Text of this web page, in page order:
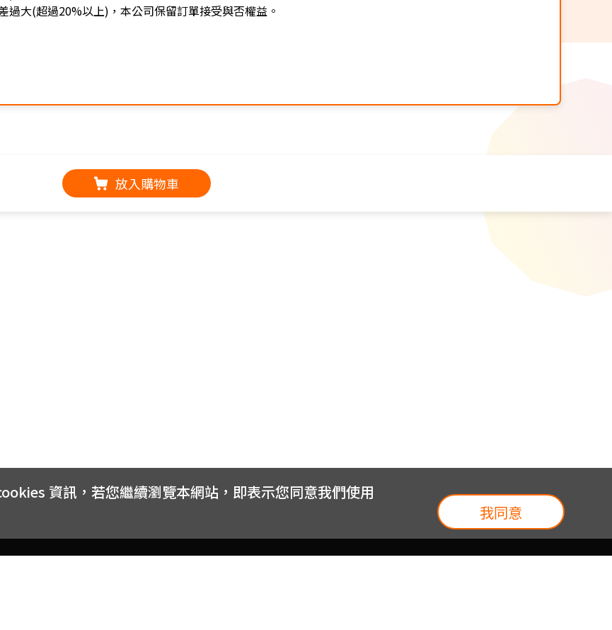
大(超過20%以上)，本公司保留訂單接受與否權益。
放入購物車
資訊，若您繼續瀏覽本網站，即表示您同意我們使用
我同意